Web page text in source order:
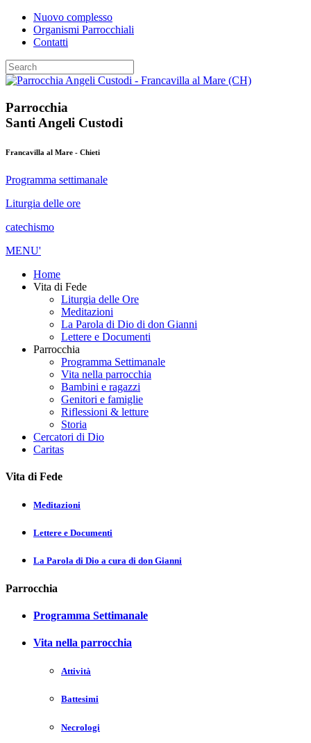
Nuovo complesso
Organismi Parrocchiali
Contatti
Parrocchia
Santi Angeli Custodi
Francavilla al Mare - Chieti
Programma settimanale
Liturgia delle ore
catechismo
MENU'
Home
Vita di Fede
Liturgia delle Ore
Meditazioni
La Parola di Dio di don Gianni
Lettere e Documenti
Parrocchia
Programma Settimanale
Vita nella parrocchia
Bambini e ragazzi
Genitori e famiglie
Riflessioni & letture
Storia
Cercatori di Dio
Caritas
Vita di Fede
Meditazioni
Lettere e Documenti
La Parola di Dio a cura di don Gianni
Parrocchia
Programma Settimanale
Vita nella parrocchia
Attività
Battesimi
Necrologi